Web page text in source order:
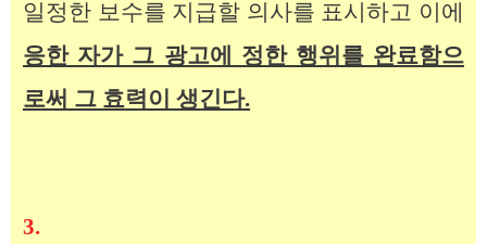
일정한 보수를 지급할 의사를 표시하고 이에
응한 자가 그 광고에 정한 행위를 완료함으
로써 그 효력이 생긴다.
3.